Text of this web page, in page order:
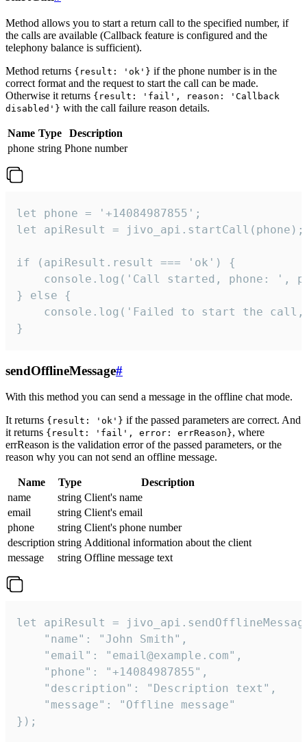
Method allows you to start a return call to the specified number, if
the calls are available (Callback feature is configured and the
telephony balance is sufficient).
Method returns {result: 'ok'} if the phone number is in the
correct format and the request to start the call can be made.
Otherwise it returns {result: 'fail', reason: 'Callback
disabled'} with the call failure reason details.
Name Type
Description
phone string Phone number
let phone = '+14084987855';
let apiResult = jivo_api.startCall(phone);
if (apiResult.result === 'ok') {
console.log('Call started, phone: ',
} else {
console.log('Failed to start the
}
sendOfflineMessage#
With this method you can send a message in the offline chat mode.
It returns {result: 'ok'} if the passed parameters are correct. And
it returns {result: 'fail', error: errReason}, where
errReason is the validation error of the passed parameters, or the
reason why you can not send an offline message.
Name Type
Description
name
string Client's name
email
string Client's email
phone
string Client's phone number
description string Additional information about the client
message
string Offline message text
let apiResult =
    "name": "John Smith",
    "email": "email@example.com",
    "phone": "+14084987855",
    "description": "Description text",
    "message": "Offline message"
});